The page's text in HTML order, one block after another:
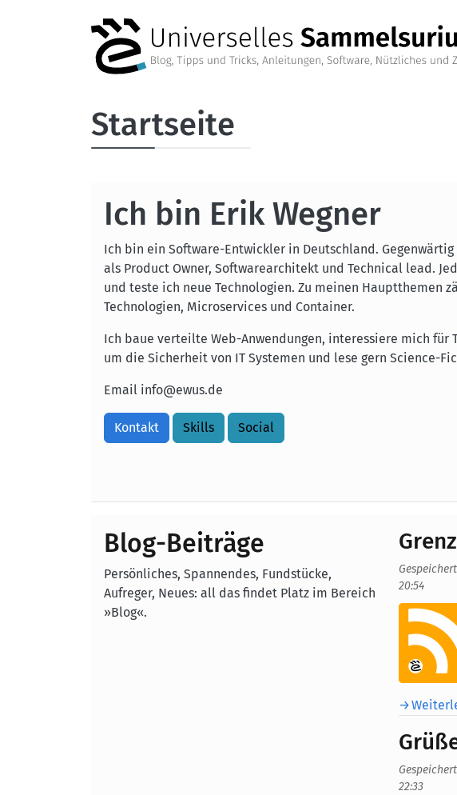
Startseite
Ich bin Erik Wegner
Ich bin ein Software-Entwickler in Deutschland.
als Product Owner, Softwarearchitekt und Technical lead.
und teste ich neue Technologien. Zu meinen Hauptthemen
Technologien, Microservices und Container.
Ich baue verteilte Web-Anwendungen, interessiere mich für
um die Sicherheit von IT Systemen und lese gern Science-
Email info@ewus.de
Kontakt Skills Social
Blog-Beiträge
Persönliches, Spannendes, Fundstücke,
Aufreger, Neues: all das findet Platz im Bereich
»Blog«.
20:54
22:33